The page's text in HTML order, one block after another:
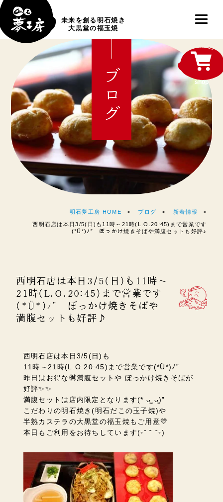
未来を創る明石焼き
大黒堂の福玉焼
ブログ
明石夢工房 HOME ブログ 新着情報
西明石店は本日3/5(日)も11時～21時(L.O.20:45)まで営業です
(*Ü*)ﾉ” ぼっかけ焼きそばや満腹セットも好評♪
西明石店は本日3/5(日)も11時～
21時(L.O.20:45)まで営業です
(*Ü*)ﾉ” ぼっかけ焼きそばや
満腹セットも好評♪
西明石店は本日3/5(日)も
11時～21時(L.O.20:45)まで営業です(*Ü*)ﾉ”
昨日はお得な🉐満腹セットや ぼっかけ焼きそばが
好評✨✨
満腹セットは店内限定となります(* ᴗ͈ˬᴗ͈)”
こだわりの明石焼き(明石だこの玉子焼)や
半熟カステラの大黒堂の福玉焼もご用意💛
本日もご利用をお待ちしています(◦ˉ ˘ ˉ◦)
shop